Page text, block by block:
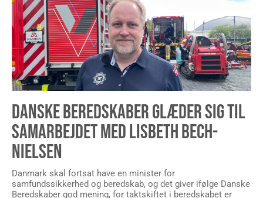
DANSKE BEREDSKABER GLÆDER SIG TIL
SAMARBEJDET MED LISBETH BECH-
NIELSEN
Danmark skal fortsat have en minister for
Beredskaber god mening, for taktskiftet i beredskabet er
langt fra afsluttet. Den 3. juni blev ministrene i Mette